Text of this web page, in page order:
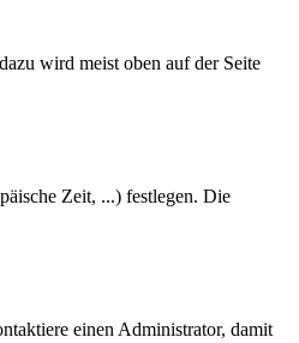
wird meist oben auf der Seite
Zeit, ...) festlegen. Die
einen Administrator, damit